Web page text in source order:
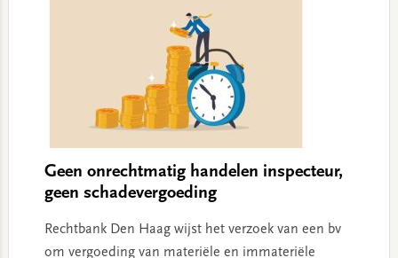
Geen onrechtmatig handelen inspecteur,
geen schadevergoeding
Rechtbank Den Haag wijst het verzoek van een bv
om vergoeding van materiële en immateriële